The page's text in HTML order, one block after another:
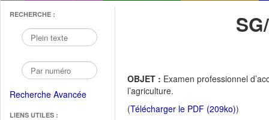
RECHERCHE :
Recherche Avancée
LIENS UTILES :
OBJET : Examen professionnel
l’agriculture.
(Télécharger le PDF (209ko))